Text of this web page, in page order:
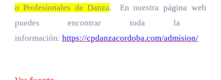
o Profesionales de Danza. En nuestra página web
puedes encontrar toda la
información: https://cpdanzacordoba.com/admision/